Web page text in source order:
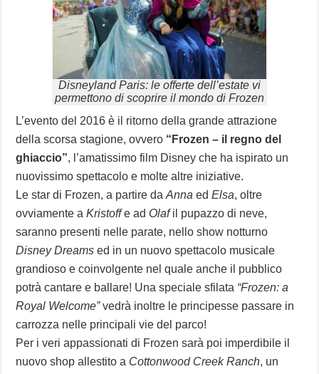
Disneyland Paris: le offerte dell’estate vi
permettono di scoprire il mondo di Frozen
L’evento del 2016 è il ritorno della grande attrazione
della scorsa stagione, ovvero “Frozen – il regno del
ghiaccio”, l’amatissimo film Disney che ha ispirato un
nuovissimo spettacolo e molte altre iniziative.
Le star di Frozen, a partire daAnna edElsa, oltre
ovviamente aKristoffe ad Olafil pupazzo di neve,
saranno presenti nelle parate, nello show notturno
Disney Dreams ed in un nuovo spettacolo musicale
grandioso e coinvolgente nel quale anche il pubblico
potrà cantare e ballare! Una speciale sfilata “Frozen: a
Royal Welcome”vedrà inoltre le principesse passare in
carrozza nelle principali vie del parco!
Per i veri appassionati di Frozen sarà poi imperdibile il
nuovo shop allestito a Cottonwood Creek Ranch, un